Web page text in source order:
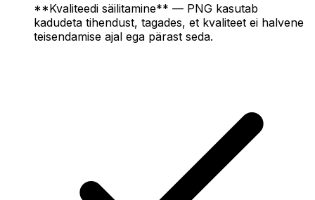
**Kvaliteedi säilitamine** — PNG kasutab
kadudeta tihendust, tagades, et kvaliteet ei halvene
teisendamise ajal ega pärast seda.